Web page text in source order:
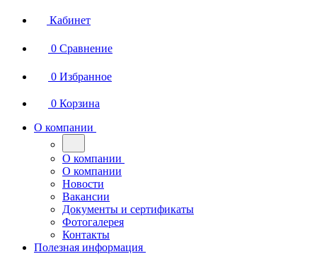
Кабинет
0 Сравнение
0 Избранное
0 Корзина
О компании
О компании
О компании
Новости
Вакансии
Документы и сертификаты
Фотогалерея
Контакты
Полезная информация